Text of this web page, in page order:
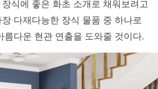
식에 좋은 화초 소개로 채워보려고
다재다능한 장식 물품 중 하나로
름다운 현관 연출을 도와줄 것이다.